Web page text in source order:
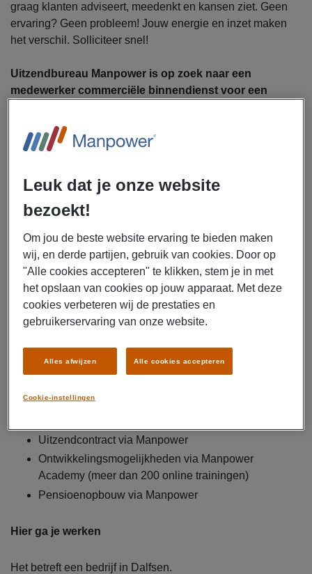
graag klanten adviseert, meedenkt en kansen ziet. Geen
ervaring? Geen probleem! Jouw energie en inzet maken
het verschil. Solliciteer snel!
Uitzendbureau Manpower is op zoek naar een
medewerker commerciële binnendienst voor een
In deze commerciële functie ben je tijdens een werkdag
Klantbehoeften in kaart brengen en hen adviseren
over producten en diensten
klantenbestand
Uitvoeren van administratieve taken en sales
administratie bijhouden
Eventueel meewerken aan (markt)analyses en het
bedenken van commerciële strategieën
Dit krijg je
Reiskostenvergoeding volgens cao
Uitzendcontract via Manpower
Ontwikkelingsmogelijkheden via Manpower
Academy (meer dan 200 online trainingen)
Pensioenopbouw via Manpower
Hier ga je werken
Het betreft een bedrijf in Dalfsen.
Leuk dat je onze website
bezoekt!
Om jou de beste website ervaring te bieden maken
wij, en derde partijen, gebruik van cookies. Door op
"Alle cookies accepteren" te klikken, stem je in met
het opslaan van cookies op jouw apparaat. Met deze
cookies verbeteren wij de prestaties en
gebruikerservaring van onze website.
Cookie-instellingen
Alles afwijzen Alle cookies accepteren